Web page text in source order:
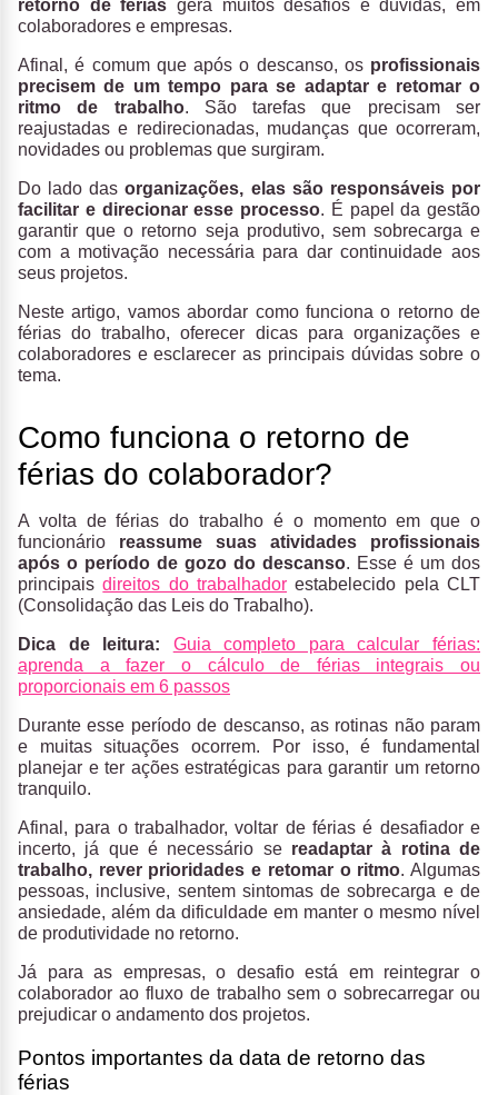
retorno de férias gera muitos desafios e dúvidas, em
colaboradores e empresas.
Afinal, é comum que após o descanso, os profissionais
precisem de um tempo para se adaptar e retomar o
ritmo de trabalho. São tarefas que precisam ser
reajustadas e redirecionadas, mudanças que ocorreram,
novidades ou problemas que surgiram.
Do lado dasorganizações, elas são responsáveis por
facilitar e direcionar esse processo. É papel da gestão
garantir que o retorno seja produtivo, sem sobrecarga e
com a motivação necessária para dar continuidade aos
seus projetos.
Neste artigo, vamos abordar como funciona o retorno de
férias do trabalho, oferecer dicas para organizações e
colaboradores e esclarecer as principais dúvidas sobre o
tema.
Como funciona o retorno de
férias do colaborador?
A volta de férias do trabalho é o momento em que o
funcionário reassume suas atividades profissionais
após o período de gozo do descanso. Esse é um dos
principaisdireitos do trabalhador estabelecido pela CLT
(Consolidação das Leis do Trabalho).
Dica de leitura: Guia completo para calcular férias:
aprenda a fazer o cálculo de férias integrais ou
proporcionais em 6 passos
Durante esse período de descanso, as rotinas não param
e muitas situações ocorrem. Por isso, é fundamental
planejar e ter ações estratégicas para garantir um retorno
tranquilo.
Afinal, para o trabalhador, voltar de férias é desafiador e
incerto, já que é necessário se readaptar à rotina de
trabalho, rever prioridades e retomar o ritmo. Algumas
pessoas, inclusive, sentem sintomas de sobrecarga e de
ansiedade, além da dificuldade em manter o mesmo nível
de produtividade no retorno.
Já para as empresas, o desafio está em reintegrar o
colaborador ao fluxo de trabalho sem o sobrecarregar ou
prejudicar o andamento dos projetos.
Pontos importantes da data de retorno das
férias